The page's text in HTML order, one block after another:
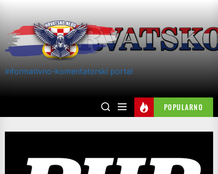
content
Informativno-komentatorski portal
POPULARNO